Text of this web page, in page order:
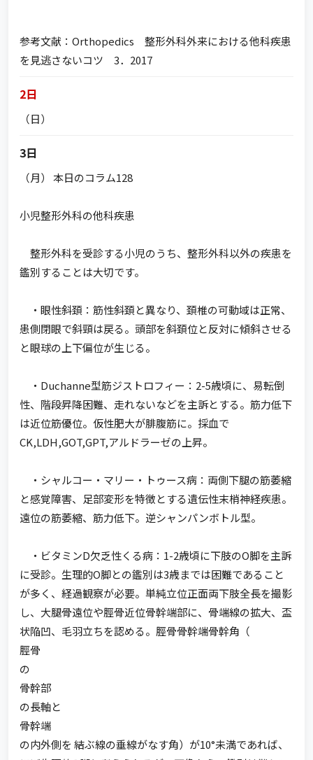
参考文献：Orthopedics 整形外科外来における他科疾患
を見逃さないコツ 3．2017
2日
（日）
3日
（月） 本日のコラム128
小児整形外科の他科疾患
整形外科を受診する小児のうち、整形外科以外の疾患を
鑑別することは大切です。
・眼性斜頚：筋性斜頚と異なり、頚椎の可動域は正常、
患側閉眼で斜頸は戻る。頭部を斜頚位と反対に傾斜させる
と眼球の上下偏位が生じる。
・Duchanne型筋ジストロフィー：2-5歳頃に、易転倒
性、階段昇降困難、走れないなどを主訴とする。筋力低下
は近位筋優位。仮性肥大が腓腹筋に。採血で
CK,LDH,GOT,GPT,アルドラーゼの上昇。
・シャルコー・マリー・トゥース病：両側下腿の筋萎縮
と感覚障害、足部変形を特徴とする遺伝性末梢神経疾患。
遠位の筋萎縮、筋力低下。逆シャンパンボトル型。
・ビタミンD欠乏性くる病：1-2歳頃に下肢のO脚を主訴
に受診。生理的O脚との鑑別は3歳までは困難であること
が多く、経過観察が必要。単純立位正面両下肢全長を撮影
し、大腿骨遠位や脛骨近位骨幹端部に、骨端線の拡大、盃
状陥凹、毛羽立ちを認める。脛骨骨幹端骨幹角（
脛骨
の
骨幹部
の長軸と
骨幹端
の内外側を 結ぶ線の垂線がなす角）が10°未満であれば、